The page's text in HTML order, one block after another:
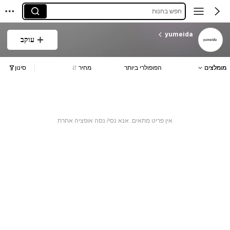
חפש בחנות
yumeida
עוקב
מומלצים הפופולרי ביותר מחיר סינון
אין פריט מתאים. אנא נסי/ נסה אופציה אחרת